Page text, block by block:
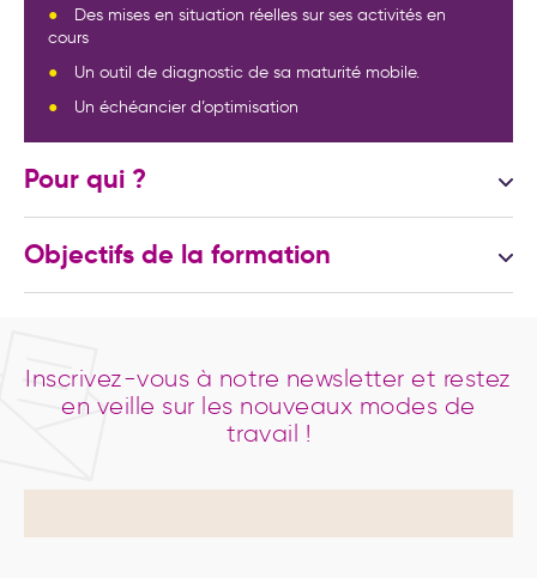
Des mises en situation réelles sur ses activités en
cours
Un outil de diagnostic de sa maturité mobile.
Un échéancier d’optimisation
Pour qui ?
Responsable Marketing
Responsable Relation Clients
Responsable Médias
Objectifs de la formation
Créer des opérations mobiles efficaces
Anticiper les prochaines opportunités
Inscrivez-vous à notre newsletter et restez
en veille sur les nouveaux modes de
travail !